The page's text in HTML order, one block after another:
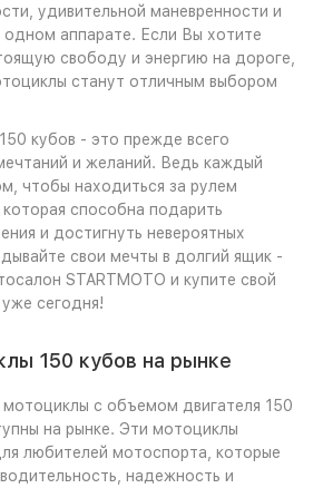
удивительной маневренности и
одном аппарате. Если Вы хотите
свободу и энергию на дороге,
станут отличным выбором
кубов - это прежде всего
и желаний. Ведь каждый
чтобы находиться за рулем
способна подарить
и достигнуть невероятных
свои мечты в долгий ящик -
STARTMOTO и купите свой
сегодня!
150 кубов на рынке
с объемом двигателя 150
на рынке. Эти мотоциклы
любителей мотоспорта, которые
надежность и